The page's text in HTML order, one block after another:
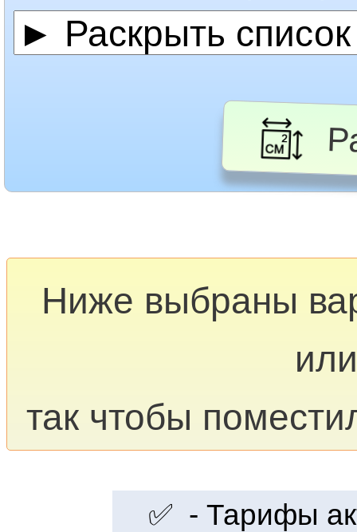
Ниже выбраны
так чтобы
✅ - Тарифы